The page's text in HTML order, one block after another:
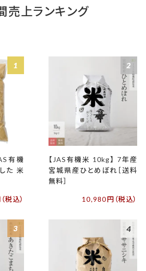
売上ランキング
1
有機
た 米
税込）
2
【JAS有機米 10kg】 7年産
宮城県産ひとめぼれ［送料
無料］
10,980円（税込）
3 4